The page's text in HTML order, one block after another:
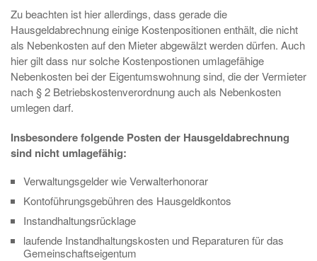
Zu beachten ist hier allerdings, dass gerade die
Hausgeldabrechnung einige Kostenpositionen enthält, die nicht
als Nebenkosten auf den Mieter abgewälzt werden dürfen. Auch
hier gilt dass nur solche Kostenpostionen umlagefähige
Nebenkosten bei der Eigentumswohnung sind, die der Vermieter
nach § 2 Betriebskostenverordnung auch als Nebenkosten
umlegen darf.
Insbesondere folgende Posten der Hausgeldabrechnung
sind nicht umlagefähig:
Verwaltungsgelder wie Verwalterhonorar
Kontoführungsgebühren des Hausgeldkontos
Instandhaltungsrücklage
laufende Instandhaltungskosten und Reparaturen für das
Gemeinschaftseigentum